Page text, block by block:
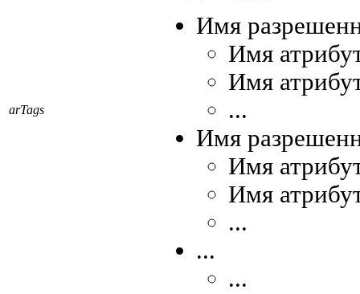
arTags
Имя
Имя
Имя
...
Имя
Имя
Имя
...
...
...